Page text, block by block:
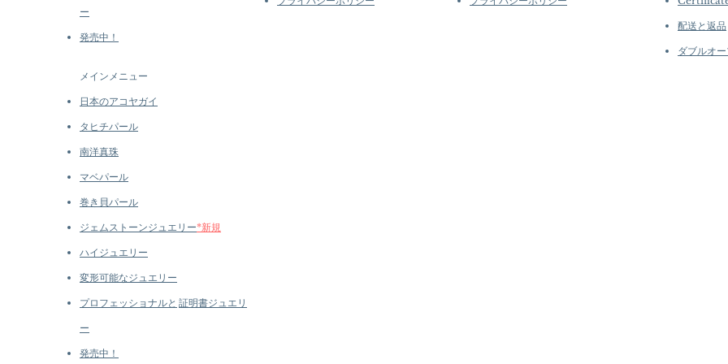
ー
発売中！
メインメニュー
日本のアコヤガイ
タヒチパール
南洋真珠
マベパール
巻き貝パール
ジェムストーンジュエリー*新規
ハイジュエリー
変形可能なジュエリー
プロフェッショナルと 証明書ジュエリ
ー
発売中！
配送と返品
ダブルオ